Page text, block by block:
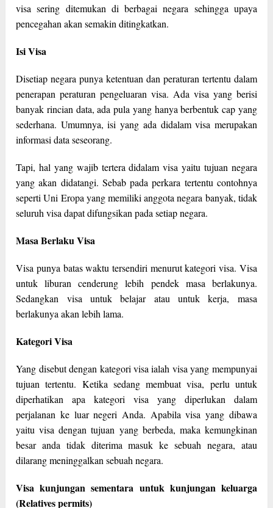
visa sering ditemukan di berbagai negara sehingga upaya
pencegahan akan semakin ditingkatkan.
Isi Visa
Disetiap negara punya ketentuan dan peraturan tertentu dalam
penerapan peraturan pengeluaran visa. Ada visa yang berisi
banyak rincian data, ada pula yang hanya berbentuk cap yang
sederhana. Umumnya, isi yang ada didalam visa merupakan
informasi data seseorang.
Tapi, hal yang wajib tertera didalam visa yaitu tujuan negara
yang akan didatangi. Sebab pada perkara tertentu contohnya
seperti Uni Eropa yang memiliki anggota negara banyak, tidak
seluruh visa dapat difungsikan pada setiap negara.
Masa Berlaku Visa
Visa punya batas waktu tersendiri menurut kategori visa. Visa
untuk liburan cenderung lebih pendek masa berlakunya.
Sedangkan visa untuk belajar atau untuk kerja, masa
berlakunya akan lebih lama.
Kategori Visa
Yang disebut dengan kategori visa ialah visa yang mempunyai
tujuan tertentu. Ketika sedang membuat visa, perlu untuk
diperhatikan apa kategori visa yang diperlukan dalam
perjalanan ke luar negeri Anda. Apabila visa yang dibawa
yaitu visa dengan tujuan yang berbeda, maka kemungkinan
besar anda tidak diterima masuk ke sebuah negara, atau
dilarang meninggalkan sebuah negara.
Visa kunjungan sementara untuk kunjungan keluarga
(Relatives permits)